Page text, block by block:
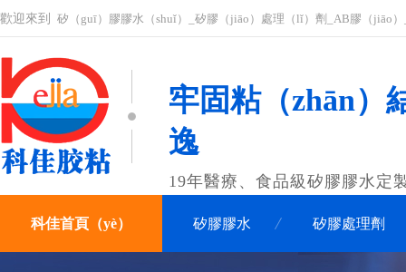
歡迎來到 矽（guī）膠膠水（shuǐ）_矽膠（jiāo）處理（lǐ）劑_AB膠（jiāo
牢固粘（zhān）
逸
19年醫療、食品級矽膠膠水定
科佳首頁（yè） 矽膠膠水 矽膠處理劑